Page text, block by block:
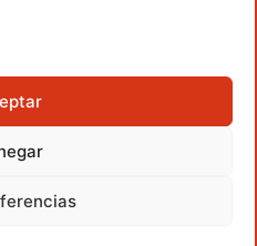
Española de Deportes de
porTOOOLS
APPAccesibilidad